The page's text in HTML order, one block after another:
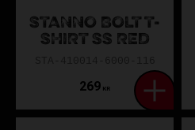
STANNO BOLT T-
SHIRT SS RED
269 KR